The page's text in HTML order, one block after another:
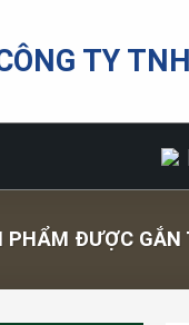
TY
PHẨM ĐƯỢC GẮN